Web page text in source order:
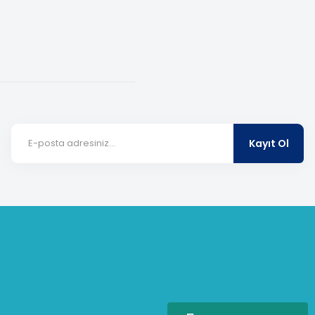
Kayıt Ol